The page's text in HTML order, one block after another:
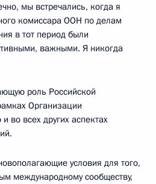
мы встречались, когда я
комиссара ООН по делам
в тот период были
важными. Я никогда
роль Российской
Организации
во всех других аспектах
условия для того,
международному сообществу,